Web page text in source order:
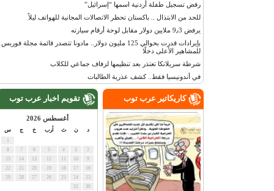
رفض تسجيل طفلة أردنية اسمها “إسرائيل”
للحد من الابتذال .. باكستان تحظر الاتصالات المجانية للهواتف ليلاً
يرفض 9٫3 ملايين دولار مقابل لوحة أرقام سيارته
بإيرادات قدرت بحوالي 125 مليون دولار.. مادونا تتصدر قائمة مجلة فوربس
للمشاهير الأعلى دخلًا
شرطة سريلانكا تعتذر بعد تنظيمها لزفاف جماعي للكلاب
في أندونيسيا فقط.. كشف عذرية الطالبات
تقويم اخبار عرب توب
أغسطس 2026
أرب س
كاريكاتير عرب توب